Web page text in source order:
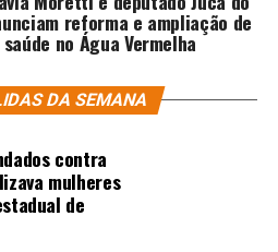
reforma e ampliação de
no Água Vermelha
DA SEMANA
contra
mulheres
de